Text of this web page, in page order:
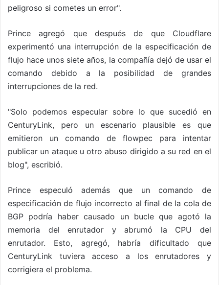
peligroso si cometes un error".
Prince agregó que después de que Cloudflare
experimentó una interrupción de la especificación de
flujo hace unos siete años, la compañía dejó de usar el
comando debido a la posibilidad de grandes
interrupciones de la red.
"Solo podemos especular sobre lo que sucedió en
CenturyLink, pero un escenario plausible es que
emitieron un comando de flowpec para intentar
publicar un ataque u otro abuso dirigido a su red en el
blog", escribió.
Prince especuló además que un comando de
especificación de flujo incorrecto al final de la cola de
BGP podría haber causado un bucle que agotó la
memoria del enrutador y abrumó la CPU del
enrutador. Esto, agregó, habría dificultado que
CenturyLink tuviera acceso a los enrutadores y
corrigiera el problema.